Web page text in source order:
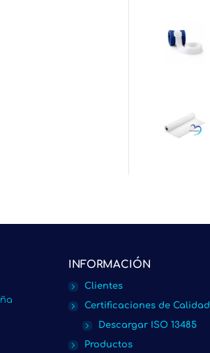
INFORMACIÓN
Clientes
Certificaciones de Calidad
Descargar ISO 13485
Productos